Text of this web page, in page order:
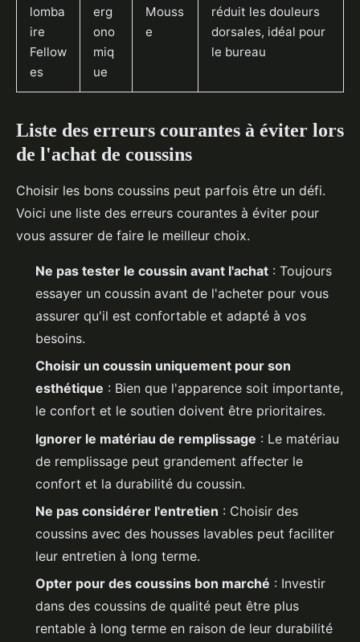
lomba
ire
Fellow
es
erg
ono
miq
ue
Mouss
e
réduit les douleurs
dorsales, idéal pour
le bureau
Liste des erreurs courantes à éviter lors
de l'achat de coussins
Choisir les bons coussins peut parfois être un défi.
Voici une liste des erreurs courantes à éviter pour
vous assurer de faire le meilleur choix.
Ne pas tester le coussin avant l'achat : Toujours
essayer un coussin avant de l'acheter pour vous
assurer qu'il est confortable et adapté à vos
besoins.
Choisir un coussin uniquement pour son
esthétique : Bien que l'apparence soit importante,
le confort et le soutien doivent être prioritaires.
Ignorer le matériau de remplissage : Le matériau
de remplissage peut grandement affecter le
confort et la durabilité du coussin.
Ne pas considérer l'entretien : Choisir des
coussins avec des housses lavables peut faciliter
leur entretien à long terme.
Opter pour des coussins bon marché : Investir
dans des coussins de qualité peut être plus
rentable à long terme en raison de leur durabilité